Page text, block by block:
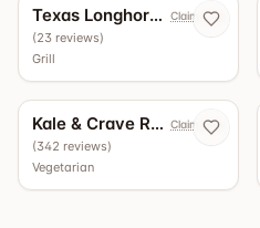
Texas Longhorn Roslagsgatan Claim now
(23 reviews)
Grill
4.5
Kale & Crave Roslagsgatan Claim now
(342 reviews)
Vegetarian